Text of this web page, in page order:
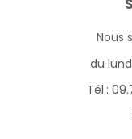
Nous
du
Tél.: